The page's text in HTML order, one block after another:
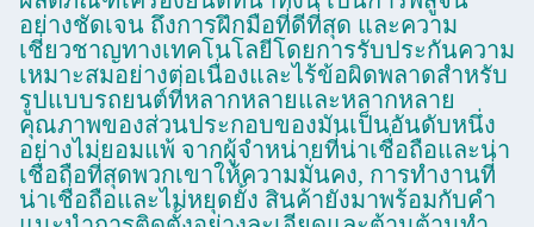
อย่างชัดเจน ถึงการฝึกมือที่ดีที่สุด และความ
เชี่ยวชาญทางเทคโนโลยีโดยการรับประกันความ
เหมาะสมอย่างต่อเนื่องและไร้ข้อผิดพลาดสําหรับ
รูปแบบรถยนต์ที่หลากหลายและหลากหลาย
คุณภาพของส่วนประกอบของมันเป็นอันดับหนึ่ง
อย่างไม่ยอมแพ้ จากผู้จําหน่ายที่น่าเชื่อถือและน่า
เชื่อถือที่สุดพวกเขาให้ความมั่นคง, การทํางานที่
น่าเชื่อถือและไม่หยุดยั้ง สินค้ายังมาพร้อมกับคํา